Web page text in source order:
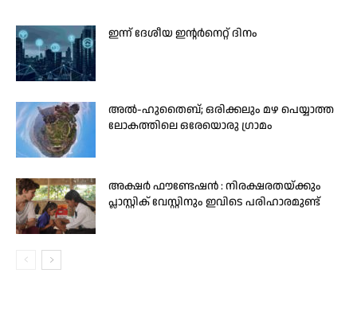
ഇന്ന് ദേശീയ ഇന്റർനെറ്റ് ദിനം
അൽ-ഹുതൈബ്; ഒരിക്കലും മഴ പെയ്യാത്ത
ലോകത്തിലെ ഒരേയൊരു ഗ്രാമം
അക്ഷർ ഫൗണ്ടേഷൻ : നിരക്ഷരതയ്ക്കും
പ്ലാസ്റ്റിക് വേസ്റ്റിനും ഇവിടെ പരിഹാരമുണ്ട്